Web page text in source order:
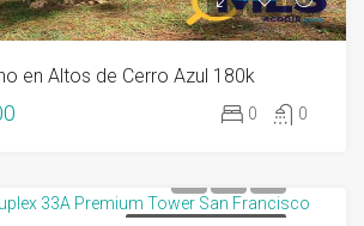
en Altos de Cerro Azul 180k
0 0